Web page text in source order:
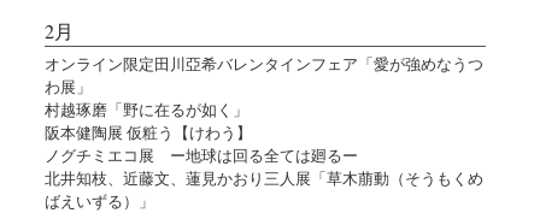
2月
オンライン限定田川亞希バレンタインフェア「愛が強めなうつ
わ展」
村越琢磨「野に在るが如く」
阪本健陶展 仮粧う【けわう】
ノグチミエコ展 ー地球は回る全ては廻るー
北井知枝、近藤文、蓮見かおり三人展「草木萠動（そうもくめ
ばえいずる）」